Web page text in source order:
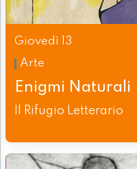
Giovedì 13
Arte
Enigmi Naturali
Il Rifugio Letterario